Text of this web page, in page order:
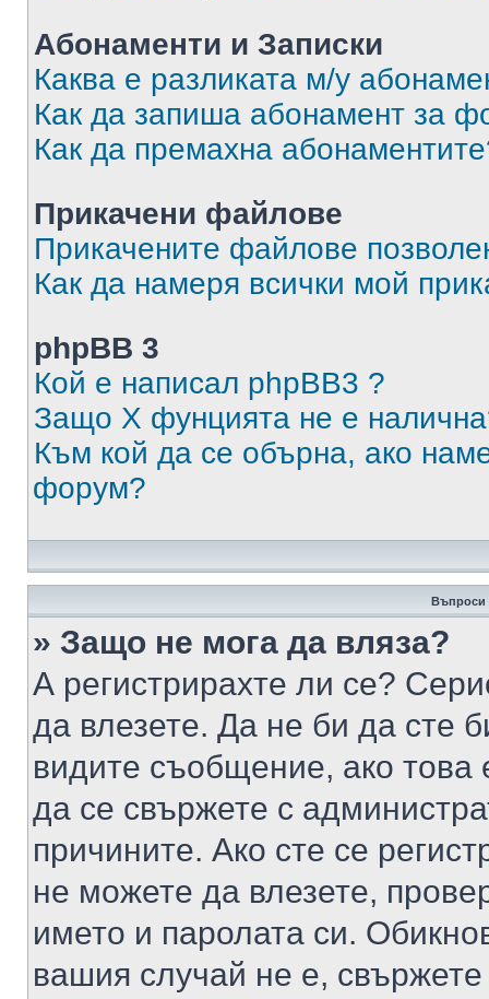
Абонаменти и Записки
Каква е разликата м/у
Как да запиша абонамент за
Как да премахна
Прикачени файлове
Прикачените файлове
Как да намеря всички мой
phpBB 3
Кой е написал phpBB3 ?
Защо X фунцията не е
Към кой да се обърна, ако
форум?
Въпроси
» Защо не мога да вляза?
А регистрирахте ли се?
да влезете. Да не би да сте
видите съобщение, ако това
да се свържете с
причините. Ако сте се
не можете да влезете,
името и паролата си.
вашия случай не е,